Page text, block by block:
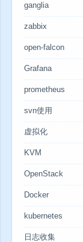
ganglia
zabbix
open-falcon
Grafana
prometheus
svn使用
虚拟化
KVM
OpenStack
Docker
kubernetes
日志收集